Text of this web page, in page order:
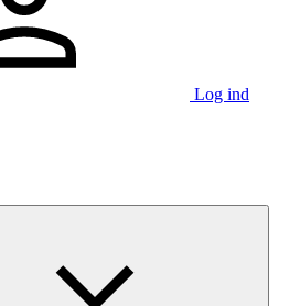
Log ind